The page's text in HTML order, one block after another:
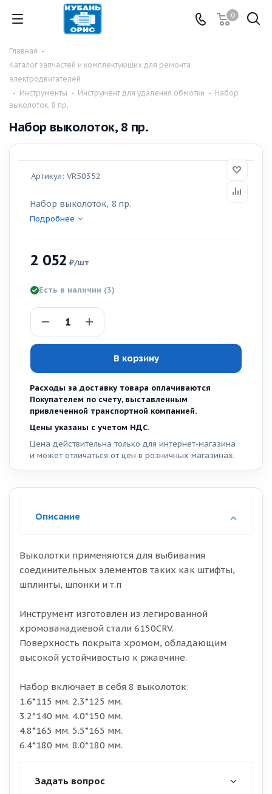
0
Главная -
Каталог запчастей и комплектующих для ремонта
электродвигателей
- Инструменты - Инструмент для удаления обмотки - Набор
выколоток, 8 пр.
Набор выколоток, 8 пр.
Артикул: VR50352
Набор выколоток, 8 пр.
Подробнее
2 052 ₽/шт
Есть в наличии (3)
В корзину
Расходы за доставку товара оплачиваются
Покупателем по счету, выставленным
привлеченной транспортной компанией.
Цены указаны с учетом НДС.
Цена действительна только для интернет-магазина
и может отличаться от цен в розничных магазинах.
Описание
Выколотки применяются для выбивания
соединительных элементов таких как штифты,
шплинты, шпонки и т.п
Инструмент изготовлен из легированной
хромованадиевой стали 6150CRV.
Поверхность покрыта хромом, обладающим
высокой устойчивостью к ржавчине.
Набор включает в себя 8 выколоток:
1.6*115 мм. 2.3*125 мм.
3.2*140 мм. 4.0*150 мм.
4.8*165 мм. 5.5*165 мм.
6.4*180 мм. 8.0*180 мм.
Задать вопрос